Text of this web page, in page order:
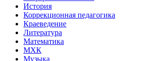
История
Коррекционная педагогика
Краеведение
Литература
Математика
МХК
Музыка